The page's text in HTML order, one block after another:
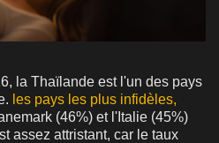
la Thaïlande est l'un des pays
les pays les plus infidèles,
(46%) et l'Italie (45%)
assez attristant, car le taux